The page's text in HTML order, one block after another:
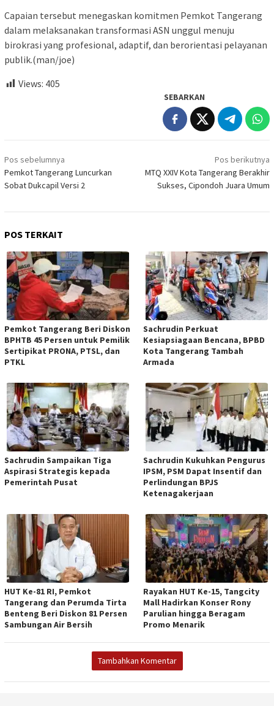
Capaian tersebut menegaskan komitmen Pemkot Tangerang
dalam melaksanakan transformasi ASN unggul menuju
birokrasi yang profesional, adaptif, dan berorientasi pelayanan
publik.(man/joe)
Views: 405
SEBARKAN
Navigasi
pos
Pos sebelumnya
Pemkot Tangerang Luncurkan
Sobat Dukcapil Versi 2
Pos berikutnya
MTQ XXIV Kota Tangerang Berakhir
Sukses, Cipondoh Juara Umum
POS TERKAIT
Pemkot Tangerang Beri Diskon
BPHTB 45 Persen untuk Pemilik
Sertipikat PRONA, PTSL, dan
PTKL
Sachrudin Perkuat
Kesiapsiagaan Bencana, BPBD
Kota Tangerang Tambah
Armada
Sachrudin Sampaikan Tiga
Aspirasi Strategis kepada
Pemerintah Pusat
Sachrudin Kukuhkan Pengurus
IPSM, PSM Dapat Insentif dan
Perlindungan BPJS
Ketenagakerjaan
HUT Ke-81 RI, Pemkot
Tangerang dan Perumda Tirta
Benteng Beri Diskon 81 Persen
Sambungan Air Bersih
Rayakan HUT Ke-15, Tangcity
Mall Hadirkan Konser Rony
Parulian hingga Beragam
Promo Menarik
Tambahkan Komentar